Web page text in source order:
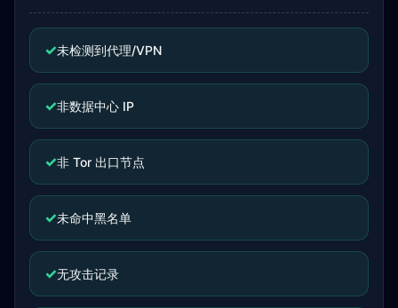
✓未检测到代理/VPN
✓非数据中心 IP
✓非 Tor 出口节点
✓未命中黑名单
✓无攻击记录